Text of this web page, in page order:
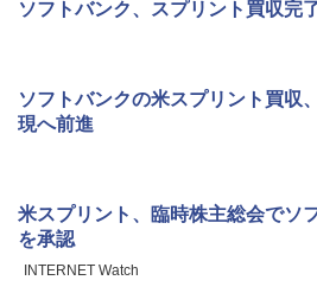
ソフトバンク、スプリント買収完
ソフトバンクの米スプリント買収
現へ前進
米スプリント、臨時株主総会でソ
を承認
INTERNET Watch